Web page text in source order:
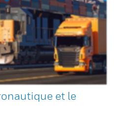
et le